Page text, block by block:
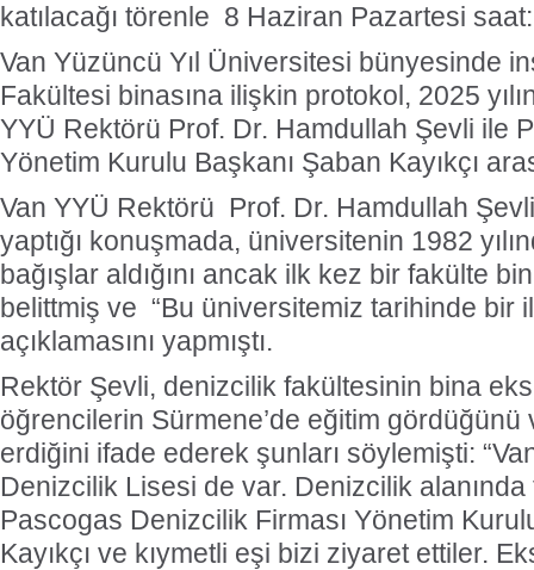
katılacağı törenle 8 Haziran Pazartesi
Van Yüzüncü Yıl Üniversitesi bünyesinde
Fakültesi binasına ilişkin protokol, 2025
YYÜ Rektörü Prof. Dr. Hamdullah Şevli ile
Yönetim Kurulu Başkanı Şaban Kayıkçı
Van YYÜ Rektörü Prof. Dr. Hamdullah
yaptığı konuşmada, üniversitenin 1982
bağışlar aldığını ancak ilk kez bir fakülte
belittmiş ve “Bu üniversitemiz tarihinde bir
açıklamasını yapmıştı.
Rektör Şevli, denizcilik fakültesinin bina
öğrencilerin Sürmene’de eğitim
erdiğini ifade ederek şunları söylemişti:
Denizcilik Lisesi de var. Denizcilik
Pascogas Denizcilik Firması Yönetim
Kayıkçı ve kıymetli eşi bizi ziyaret ettiler.